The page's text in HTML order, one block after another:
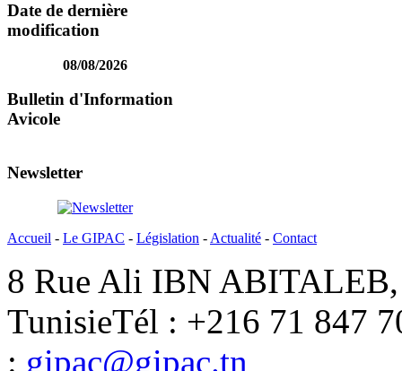
Date de dernière
modification
08/08/2026
Bulletin d'Information
Avicole
Newsletter
Accueil - Le GIPAC - Législation - Actualité - Contact
8 Rue Ali IBN ABITALEB,
TunisieTél : +216 71 847
: gipac@gipac.tn